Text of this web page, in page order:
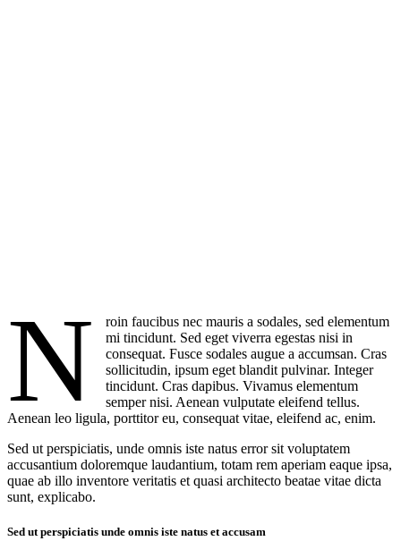
N
roin faucibus nec mauris a sodales, sed elementum
mi tincidunt. Sed eget viverra egestas nisi in
consequat. Fusce sodales augue a accumsan. Cras
sollicitudin, ipsum eget blandit pulvinar. Integer
tincidunt. Cras dapibus. Vivamus elementum
semper nisi. Aenean vulputate eleifend tellus.
Aenean leo ligula, porttitor eu, consequat vitae, eleifend ac, enim.
Sed ut perspiciatis, unde omnis iste natus error sit voluptatem
accusantium doloremque laudantium, totam rem aperiam eaque ipsa,
quae ab illo inventore veritatis et quasi architecto beatae vitae dicta
sunt, explicabo.
Sed ut perspiciatis unde omnis iste natus et accusam